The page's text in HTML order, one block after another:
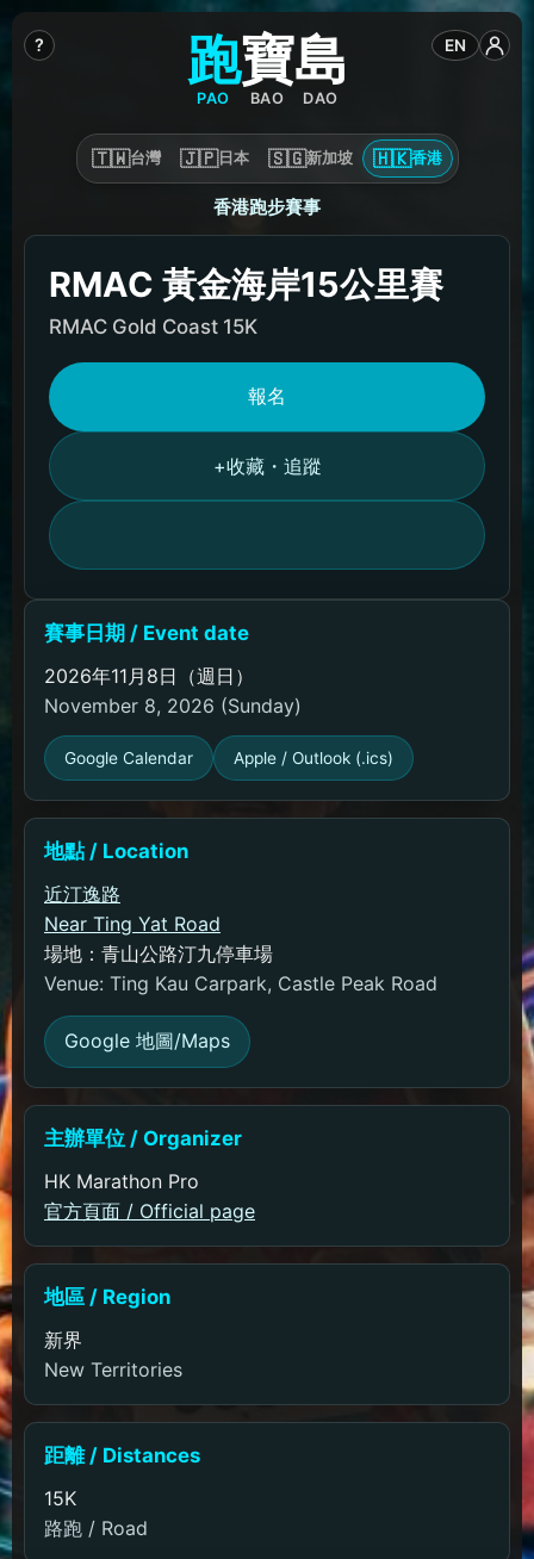
跑
PAO
寶
BAO
島
DAO
? EN
🇹🇼台灣 🇯🇵日本 🇸🇬新加坡 🇭🇰香港
香港跑步賽事
RMAC 黃金海岸15公里賽
RMAC Gold Coast 15K
報名
+收藏・追蹤
賽事日期 / Event date
2026年11月8日（週日）
November 8, 2026 (Sunday)
Google Calendar Apple / Outlook (.ics)
地點 / Location
近汀逸路
Near Ting Yat Road
場地：青山公路汀九停車場
Venue: Ting Kau Carpark, Castle Peak Road
Google 地圖/Maps
主辦單位 / Organizer
HK Marathon Pro
官方頁面 / Official page
地區 / Region
新界
New Territories
距離 / Distances
15K
路跑 / Road